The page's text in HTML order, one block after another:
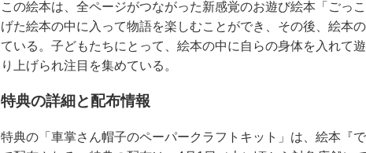
この絵本は、全ページがつながった新感覚のお遊び絵本「ごっ
げた絵本の中に入って物語を楽しむことができ、その後、絵本
ている。子どもたちにとって、絵本の中に自らの身体を入れて
り上げられ注目を集めている。
特典の詳細と配布情報
特典の「車掌さん帽子のペーパークラフトキット」は、絵本『